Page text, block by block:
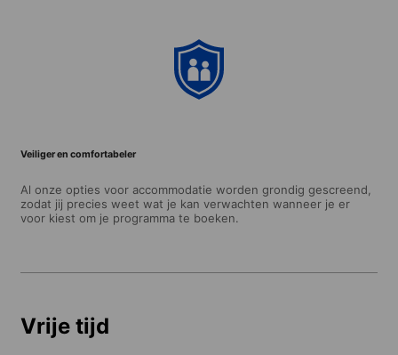
Veiliger en comfortabeler
Al onze opties voor accommodatie worden grondig gescreend,
zodat jij precies weet wat je kan verwachten wanneer je er
voor kiest om je programma te boeken.
Vrije tijd